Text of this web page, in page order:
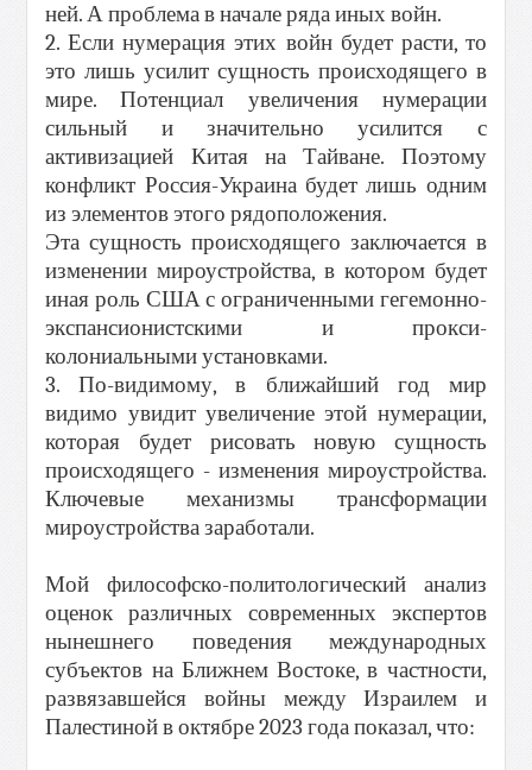
ней. А проблема в начале ряда иных войн.
2. Если нумерация этих войн будет расти, то
это лишь усилит сущность происходящего в
мире. Потенциал увеличения нумерации
сильный и значительно усилится с
активизацией Китая на Тайване. Поэтому
конфликт Россия-Украина будет лишь одним
из элементов этого рядоположения.
Эта сущность происходящего заключается в
изменении мироустройства, в котором будет
иная роль США с ограниченными гегемонно-
экспансионистскими и прокси-
колониальными установками.
3. По-видимому, в ближайший год мир
видимо увидит увеличение этой нумерации,
которая будет рисовать новую сущность
происходящего - изменения мироустройства.
Ключевые механизмы трансформации
мироустройства заработали.
Мой философско-политологический анализ
оценок различных современных экспертов
нынешнего поведения международных
субъектов на Ближнем Востоке, в частности,
развязавшейся войны между Израилем и
Палестиной в октябре 2023 года показал, что: